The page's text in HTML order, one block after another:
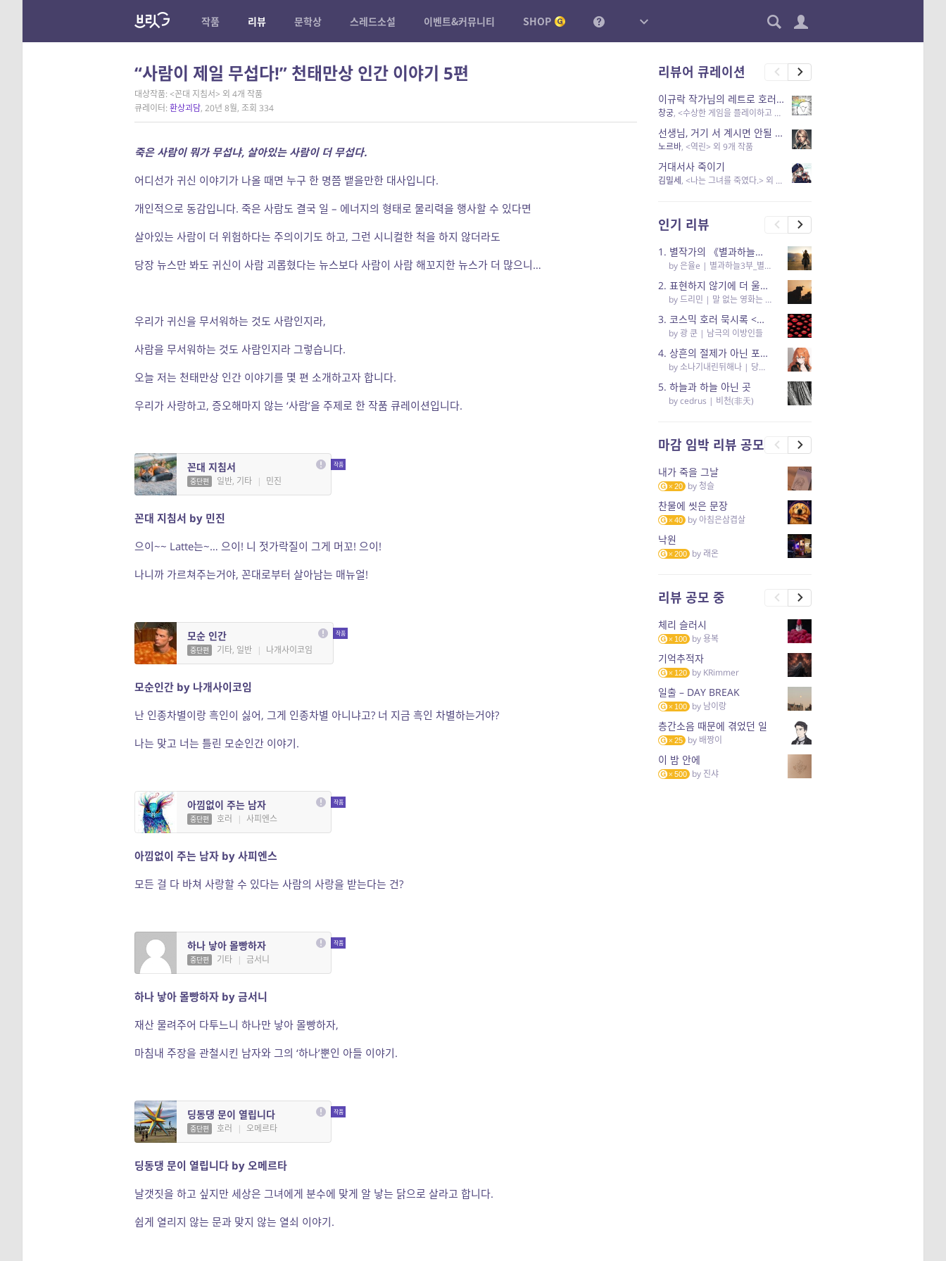
작품 리뷰 문학상 스레드소설 이벤트&커뮤니티 SHOP
“사람이 제일 무섭다!” 천태만상 인간 이야기 5편
대상작품: <꼰대 지침서> 외 4개 작품
큐레이터: 환상괴담, 20년 8월, 조회 334
죽은 사람이 뭐가 무섭냐, 살아있는 사람이 더 무섭다.
어디선가 귀신 이야기가 나올 때면 누구 한 명쯤 뱉을만한 대사입니다.
개인적으로 동감입니다. 죽은 사람도 결국 일 – 에너지의 형태로 물리력을 행사할 수 있다면
살아있는 사람이 더 위험하다는 주의이기도 하고, 그런 시니컬한 척을 하지 않더라도
당장 뉴스만 봐도 귀신이 사람 괴롭혔다는 뉴스보다 사람이 사람 해꼬지한 뉴스가 더 많으니…
우리가 귀신을 무서워하는 것도 사람인지라,
사람을 무서워하는 것도 사람인지라 그렇습니다.
오늘 저는 천태만상 인간 이야기를 몇 편 소개하고자 합니다.
우리가 사랑하고, 증오해마지 않는 ‘사람’을 주제로 한 작품 큐레이션입니다.
꼰대 지침서
중단편 일반, 기타 | 민진
꼰대 지침서 by 민진
으이~~ Latte는~… 으이! 니 젓가락질이 그게 머꼬! 으이!
나니까 가르쳐주는거야, 꼰대로부터 살아남는 매뉴얼!
모순 인간
중단편 기타, 일반 | 나개사이코임
모순인간 by 나개사이코임
난 인종차별이랑 흑인이 싫어, 그게 인종차별 아니냐고? 너 지금 흑인 차별하는거야?
나는 맞고 너는 틀린 모순인간 이야기.
아낌없이 주는 남자
중단편 호러 | 사피엔스
아낌없이 주는 남자 by 사피엔스
모든 걸 다 바쳐 사랑할 수 있다는 사람의 사랑을 받는다는 건?
하나 낳아 몰빵하자
중단편 기타 | 금서니
하나 낳아 몰빵하자 by 금서니
재산 물려주어 다투느니 하나만 낳아 몰빵하자,
마침내 주장을 관철시킨 남자와 그의 ‘하나’뿐인 아들 이야기.
딩동댕 문이 열립니다
중단편 호러 | 오메르타
딩동댕 문이 열립니다 by 오메르타
날갯짓을 하고 싶지만 세상은 그녀에게 분수에 맞게 알 낳는 닭으로 살라고 합니다.
쉽게 열리지 않는 문과 맞지 않는 열쇠 이야기.
리뷰어 큐레이션
이규락 작가님의 레트로 호러 리뷰
창궁, <수상한 게임을 플레이하고 있어> 외 3개 작품
선생님, 거기 서 계시면 안될 것 같은데요-역할 클리셰를 비튼 작품들
노르바, <역린> 외 9개 작품
거대서사 죽이기
김밀세, <나는 그녀를 죽였다.> 외 1개 작품
인기 리뷰
1. 별작가의 《별과하늘의 오케스트라》
by은율e | 별과하늘3부_별과하늘의 오케스트라
2. 표현하지 않기에 더 울림이 있는
by드리민 | 말 없는 영화는 하룻밤에 몇 리를 갈 수 있을까
3. 코스믹 호러 묵시록 <남극의 이방인들> 리뷰
by광 쿤 | 남극의 이방인들
4. 상흔의 절제가 아닌 포용의 고찰… <당신의 어둠을 안아요>
by소나기내린뒤해나 | 당신의 어둠을 안아요
5. 하늘과 하늘 아닌 곳
bycedrus | 비천(非天)
마감 임박 리뷰 공모
내가 죽을 그날
20 by 청슬
찬물에 씻은 문장
40 by 아침은삼겹살
낙원
200 by 래온
리뷰 공모 중
체리 슬러시
100 by용복
기억추적자
120 by KRimmer
일출 – DAY BREAK
100 by 남이랑
층간소음 때문에 겪었던 일
25 by 배짱이
이 밤 안에
500 by 진샤